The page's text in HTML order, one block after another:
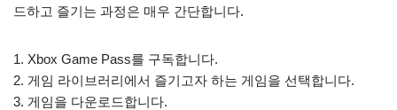
드하고 즐기는 과정은 매우 간단합니다.
1. Xbox Game Pass를 구독합니다.
2. 게임 라이브러리에서 즐기고자 하는 게임을 선택합니다.
3. 게임을 다운로드합니다.